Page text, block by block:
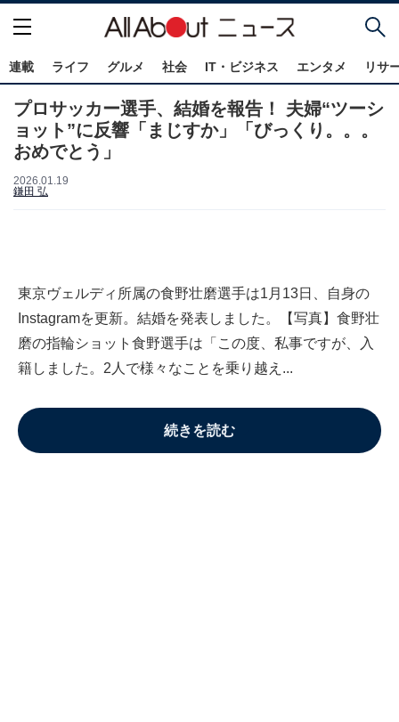
連載 ライフ グルメ 社会 IT・ビジネス エンタメ リサ
プロサッカー選手、結婚を報告！ 夫婦“ツーシ
ョット”に反響「まじすか」「びっくり。。。
おめでとう」
2026.01.19
鎌田 弘
東京ヴェルディ所属の食野壮磨選手は1月13日、自身の
Instagramを更新。結婚を発表しました。【写真】食野壮
磨の指輪ショット食野選手は「この度、私事ですが、入
籍しました。2人で様々なことを乗り越え...
続きを読む